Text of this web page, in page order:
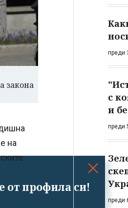
от профила си!
закона
на
преди
с
и
преди
преди